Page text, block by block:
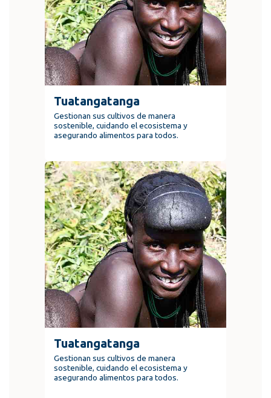
Tuatangatanga
Gestionan sus cultivos de manera
sostenible, cuidando el ecosistema y
asegurando alimentos para todos.
Tuatangatanga
Gestionan sus cultivos de manera
sostenible, cuidando el ecosistema y
asegurando alimentos para todos.